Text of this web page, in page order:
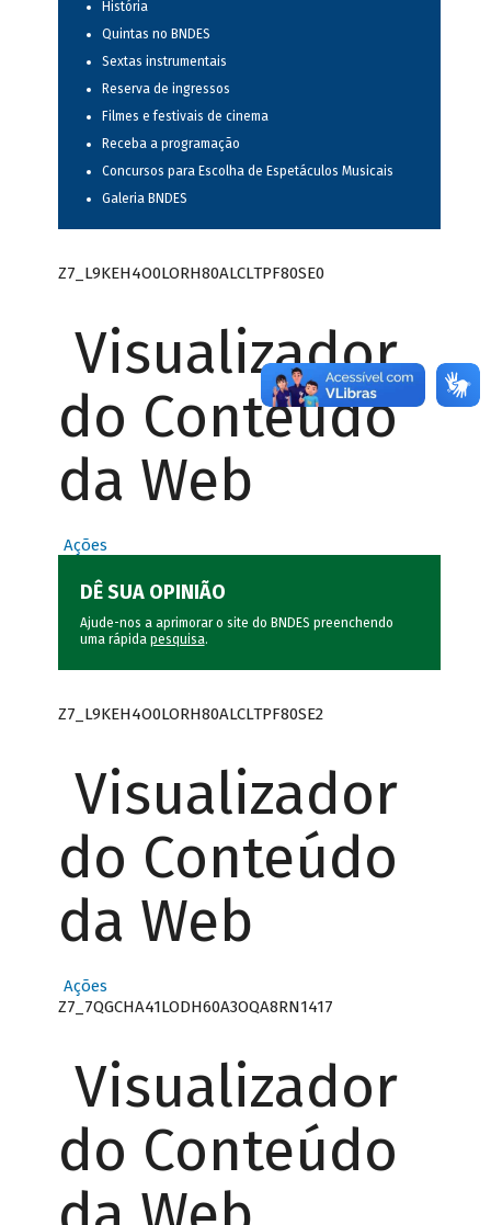
História
Quintas no BNDES
Sextas instrumentais
Reserva de ingressos
Filmes e festivais de cinema
Receba a programação
Concursos para Escolha de Espetáculos Musicais
Galeria BNDES
Z7_L9KEH4O0LORH80ALCLTPF80SE0
Visualizador
do Conteúdo
da Web
Ações
DÊ SUA OPINIÃO
Ajude-nos a aprimorar o site do BNDES preenchendo
uma rápida pesquisa.
Z7_L9KEH4O0LORH80ALCLTPF80SE2
Visualizador
do Conteúdo
da Web
Ações
Z7_7QGCHA41LODH60A3OQA8RN1417
Visualizador
do Conteúdo